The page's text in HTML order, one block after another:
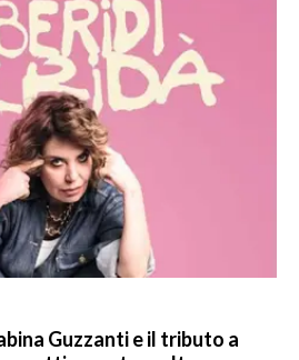
Guzzanti e il tributo a